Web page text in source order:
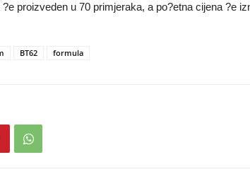
proizveden u 70 primjeraka, a po?etna cijena ?e
BT62 formula